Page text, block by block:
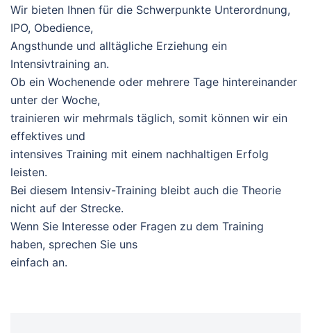
Wir bieten Ihnen für die Schwerpunkte Unterordnung,
IPO, Obedience,
Angsthunde und alltägliche Erziehung ein
Intensivtraining an.
Ob ein Wochenende oder mehrere Tage hintereinander
unter der Woche,
trainieren wir mehrmals täglich, somit können wir ein
effektives und
intensives Training mit einem nachhaltigen Erfolg
leisten.
Bei diesem Intensiv-Training bleibt auch die Theorie
nicht auf der Strecke.
Wenn Sie Interesse oder Fragen zu dem Training
haben, sprechen Sie uns
einfach an.